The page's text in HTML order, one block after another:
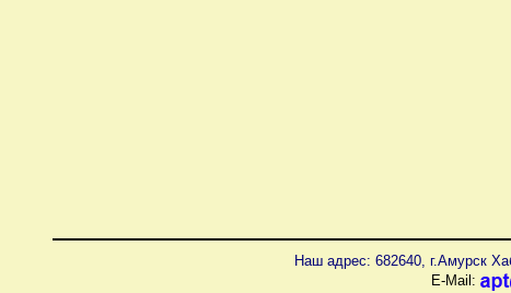
Наш адрес: 682640, г.Амурск
E-Mail: